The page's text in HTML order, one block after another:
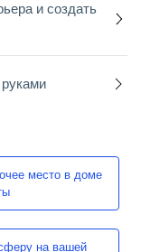
и создать
место в доме
на вашей